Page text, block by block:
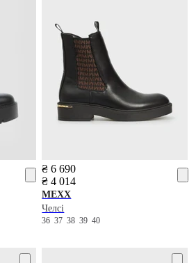
₴ 6 690
₴ 4 014
MEXX
Челсі
3637383940